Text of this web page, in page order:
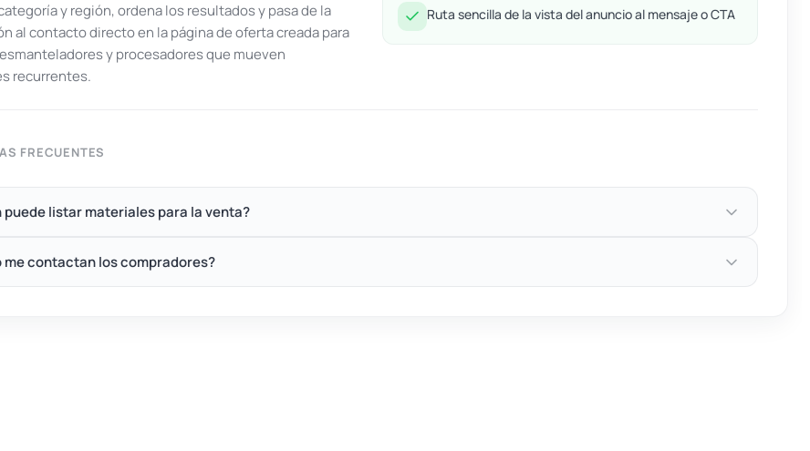
y región, ordena los resultados y pasa de la
al contacto directo en la página de oferta creada para
y procesadores que mueven
recurrentes.
Ruta sencilla de la vista del anuncio al mensaje o CTA
FRECUENTES
puede listar materiales para la venta?
me contactan los compradores?